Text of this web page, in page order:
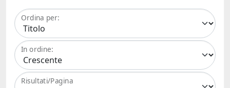
Ordina per:
In ordine:
Risultati/Pagina